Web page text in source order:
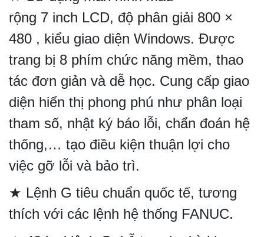
rộng 7 inch LCD, độ phân giải 800 ×
480 , kiểu giao diện Windows. Được
trang bị 8 phím chức năng mềm, thao
tác đơn giản và dễ học. Cung cấp giao
diện hiển thị phong phú như phân loại
tham số, nhật ký báo lỗi, chẩn đoán hệ
thống,… tạo điều kiện thuận lợi cho
việc gỡ lỗi và bảo trì.
★ Lệnh G tiêu chuẩn quốc tế, tương
thích với các lệnh hệ thống FANUC.